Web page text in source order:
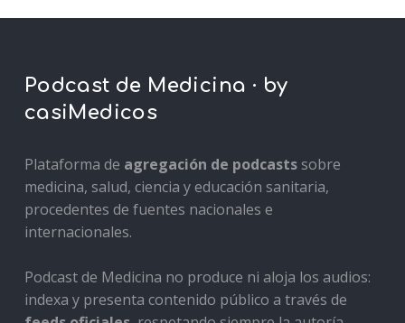
Podcast de Medicina · by
casiMedicos
Plataforma de agregación de podcastssobre
medicina, salud, ciencia y educación sanitaria,
procedentes de fuentes nacionales e
internacionales.
Podcast de Medicina no produce ni aloja los audios:
indexa y presenta contenido público a través de